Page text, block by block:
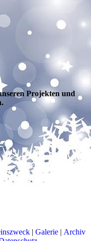
Projekten und
| Galerie| Archiv